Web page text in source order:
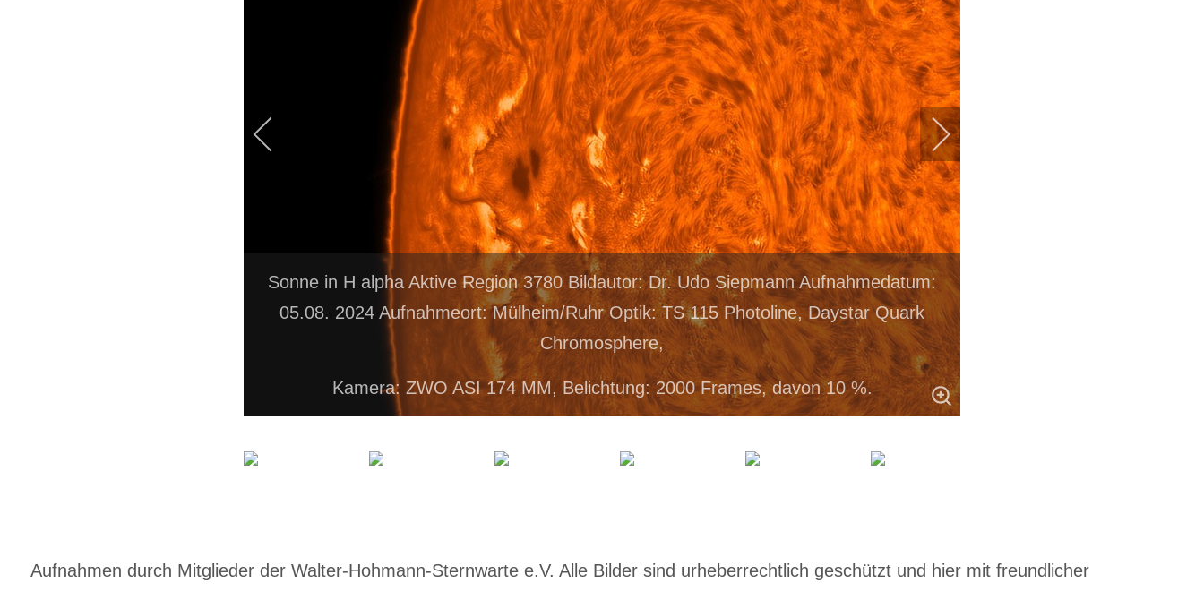
Sonne in H alpha Aktive Region 3780 Bildautor: Dr. Udo Siepmann Aufnahmedatum:
05.08. 2024 Aufnahmeort: Mülheim/Ruhr Optik: TS 115 Photoline, Daystar Quark
Chromosphere,
Kamera: ZWO ASI 174 MM, Belichtung: 2000 Frames, davon 10 %.
Aufnahmen durch Mitglieder der Walter-Hohmann-Sternwarte e.V. Alle Bilder sind urheberrechtlich geschützt und hier mit freundlicher